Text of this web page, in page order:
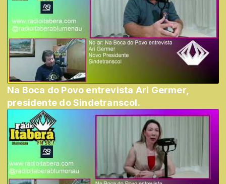
Na Boca do Povo entrevista Ari Germer,
presidente do Sindetranscol.